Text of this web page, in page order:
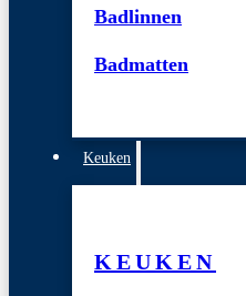
Badlinnen
Badmatten
Keuken
KEUKEN